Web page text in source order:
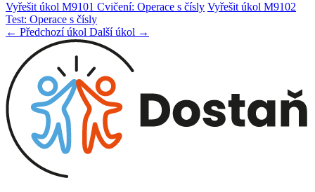
Vyřešit úkol M9101 Cvičení: Operace s čísly Vyřešit úkol M9102
Test: Operace s čísly
← Předchozí úkol Další úkol →